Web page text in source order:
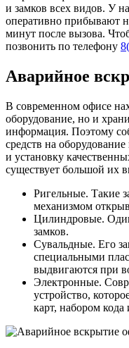
и замков всех видов. У
оперативно прибывают
минут после вызова.
позвонить по телефону
Аварийное
В современном офисе
оборудование, но и
информация. Поэтому
средств на
и установку
существует большой их
Ригельные. Такие
механизмом
Цилиндровые.
замков.
Сувальдные. Его
специальными
выдвигаются при
Электронные.
устройство,
карт, набором